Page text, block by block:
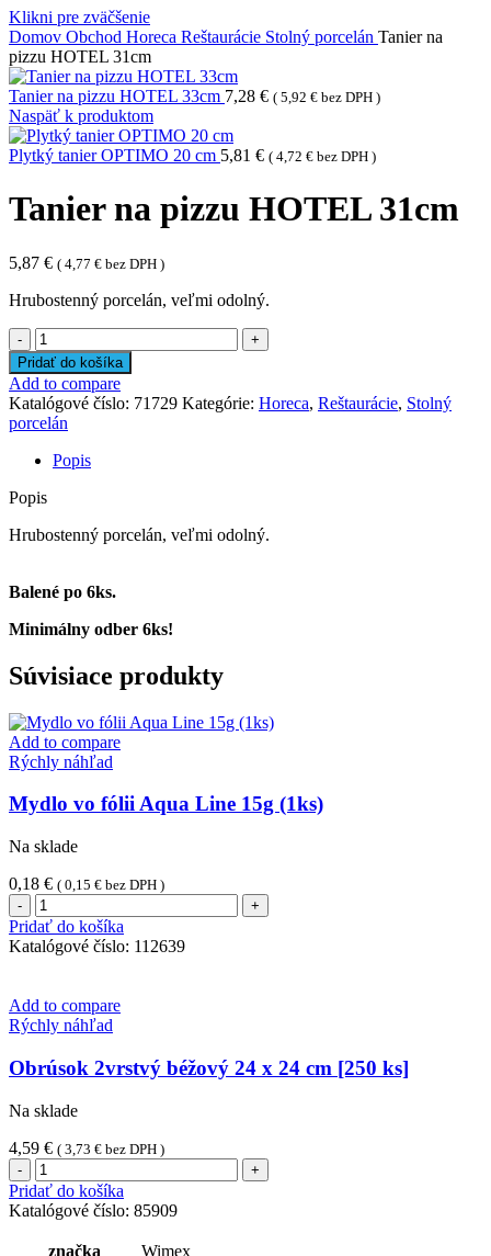
Klikni pre zväčšenie
Domov Obchod Horeca Reštaurácie Stolný porcelán Tanier na
pizzu HOTEL 31cm
Tanier na pizzu HOTEL 33cm 7,28 € ( 5,92 € bez DPH )
Naspäť k produktom
Plytký tanier OPTIMO 20 cm 5,81 € ( 4,72 € bez DPH )
Tanier na pizzu HOTEL 31cm
5,87 € ( 4,77 € bez DPH )
Hrubostenný porcelán, veľmi odolný.
množstvo
Tanier
na
pizzu
HOTEL
31cm
Pridať do košíka
Add to compare
Katalógové číslo: 71729 Kategórie: Horeca, Reštaurácie, Stolný
porcelán
Popis
Popis
Hrubostenný porcelán, veľmi odolný.
Balené po 6ks.
Minimálny odber 6ks!
Súvisiace produkty
Add to compare
Rýchly náhľad
Mydlo vo fólii Aqua Line 15g (1ks)
Na sklade
0,18 € ( 0,15 € bez DPH )
množstvo
Mydlo
vo
fólii
Line
15g
(1ks)
Pridať do košíka
Katalógové číslo: 112639
Add to compare
Rýchly náhľad
Obrúsok 2vrstvý béžový 24 x 24 cm [250 ks]
Na sklade
4,59 € ( 3,73 € bez DPH )
množstvo
Obrúsok
2vrstvý
béžový
24
Pridať do košíka
Katalógové číslo: 85909
značka Wimex